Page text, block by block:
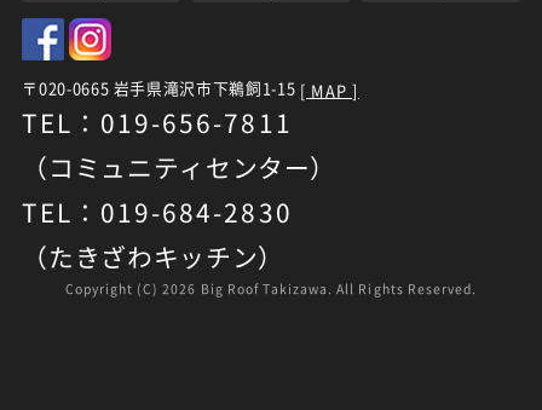
〒020-0665 岩手県滝沢市下鵜飼1-15 [ MAP ]
TEL：019-656-7811
（コミュニティセンター）
TEL：019-684-2830
（たきざわキッチン）
Copyright (C)2026 Big Roof Takizawa. All Rights Reserved.